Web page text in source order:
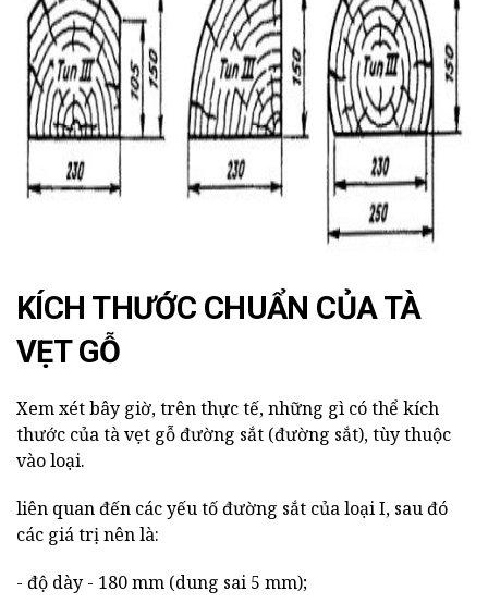
KÍCH THƯỚC CHUẨN CỦA TÀ
VẸT GỖ
Xem xét bây giờ, trên thực tế, những gì có thể kích
thước của tà vẹt gỗ đường sắt (đường sắt), tùy thuộc
vào loại.
liên quan đến các yếu tố đường sắt của loại I, sau đó
các giá trị nên là:
- độ dày - 180 mm (dung sai 5 mm);